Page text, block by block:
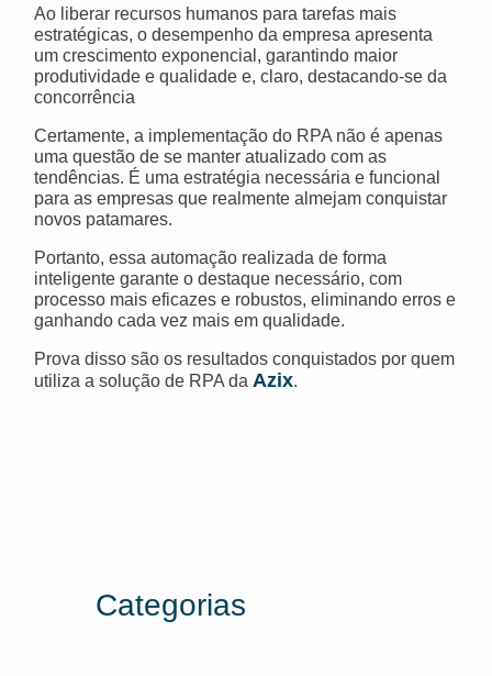
Ao liberar recursos humanos para tarefas mais
estratégicas, o desempenho da empresa apresenta
um crescimento exponencial, garantindo maior
produtividade e qualidade e, claro, destacando-se da
concorrência
Certamente, a implementação do RPA não é apenas
uma questão de se manter atualizado com as
tendências. É uma estratégia necessária e funcional
para as empresas que realmente almejam conquistar
novos patamares.
Portanto, essa automação realizada de forma
inteligente garante o destaque necessário, com
processo mais eficazes e robustos, eliminando erros e
ganhando cada vez mais em qualidade.
Prova disso são os resultados conquistados por quem
utiliza a solução de RPA da Azix.
Categorias